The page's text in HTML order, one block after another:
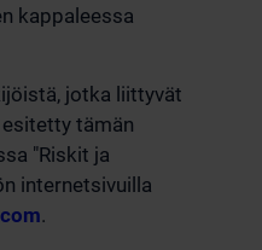
kappaleessa
jotka liittyvät
tämän
"Riskit ja
internetsivuilla
.